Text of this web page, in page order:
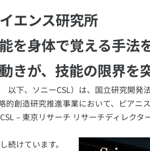
エンス研究所
を身体で覚える手法
きが、技能の限界を
下、ソニーCSL）は、国立研究開発
的創造研究推進事業において、ピアニ
– 東京リサーチ リサーチディレクタ
けています。